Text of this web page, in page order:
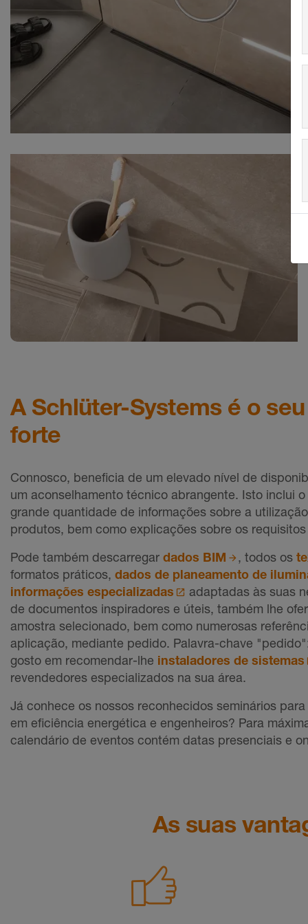
Galardoada: a nossa solução elegante
para chuveiros ao nivel do pavimento
com o sistema de escoamento em linha
KERDI-LINE-VARIO
Práticas e elegantes: as nossas
prateleiras SHELF com revestimento
A Schlüter-Systems é o
forte
Connosco, beneficia de um elevado nível de
um aconselhamento técnico abrangente. Isto inclui
grande quantidade de informações sobre a
produtos, bem como explicações sobre os
Pode também descarregar dados BIM , todos os
formatos práticos, dados de planeamento de
informações especializadas
adaptadas às suas
de documentos inspiradores e úteis, também lhe
amostra selecionado, bem como numerosas
aplicação, mediante pedido. Palavra-chave
gosto em recomendar-lhe instaladores de sistemas
revendedores especializados na sua área.
Já conhece os nossos reconhecidos seminários
em eficiência energética e engenheiros? Para
calendário de eventos contém datas presenciais e
As suas